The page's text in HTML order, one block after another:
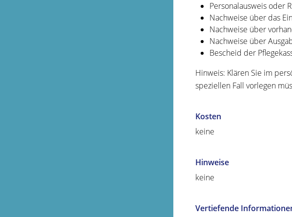
Personalausweis oder
Nachweise über das
Nachweise über
Nachweise über
Bescheid der
Hinweis: Klären Sie im
speziellen Fall vorlegen
Kosten
keine
Hinweise
keine
Vertiefende